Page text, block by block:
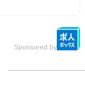
Sponsored by